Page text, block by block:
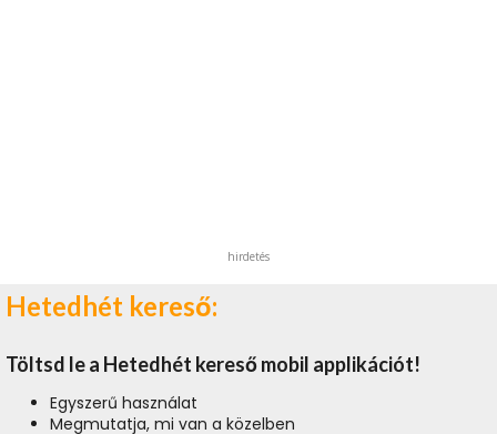
hirdetés
Hetedhét kereső:
Töltsd le a Hetedhét kereső mobil applikációt!
Egyszerű használat
Megmutatja, mi van a közelben